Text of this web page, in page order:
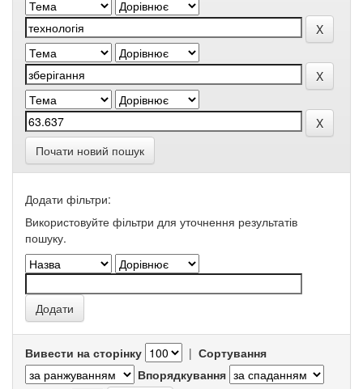
Почати новий пошук
Додати фільтри:
Використовуйте фільтри для уточнення результатів
пошуку.
Вивести на сторінку | Сортування
Впорядкування